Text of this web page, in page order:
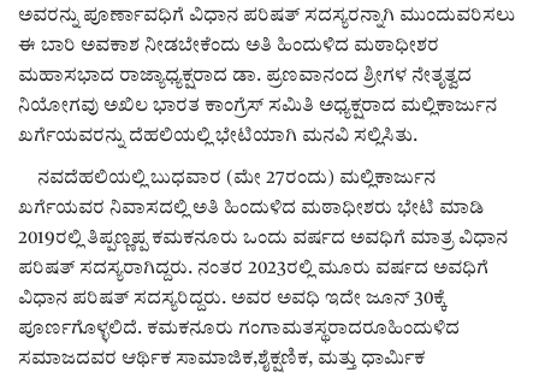
ಸಂಪಾದಕೀಯ
ಕವನ
Digital Subscription
ಅವರನ್ನು ಪೂರ್ಣಾವಧಿಗೆ ವಿಧಾನ ಪರಿಷತ್ ಸದಸ್ಯರನ್ನಾಗಿ ಮುಂದುವರಿಸಲು
ಈ ಬಾರಿ ಅವಕಾಶ ನೀಡಬೇಕೆಂದು ಅತಿ ಹಿಂದುಳಿದ ಮಠಾಧೀಶರ
ಮಹಾಸಭಾದ ರಾಜ್ಯಾಧ್ಯಕ್ಷರಾದ ಡಾ. ಪ್ರಣವಾನಂದ ಶ್ರೀಗಳ ನೇತೃತ್ವದ
ನಿಯೋಗವು ಅಖಿಲ ಭಾರತ ಕಾಂಗ್ರೆಸ್ ಸಮಿತಿ ಅಧ್ಯಕ್ಷರಾದ ಮಲ್ಲಿಕಾರ್ಜುನ
ಖರ್ಗೆಯವರನ್ನು ದೆಹಲಿಯಲ್ಲಿ ಭೇಟಿಯಾಗಿ ಮನವಿ ಸಲ್ಲಿಸಿತು.
ನವದೆಹಲಿಯಲ್ಲಿ ಬುಧವಾರ (ಮೇ 27ರಂದು) ಮಲ್ಲಿಕಾರ್ಜುನ
ಖರ್ಗೆಯವರ ನಿವಾಸದಲ್ಲಿ ಅತಿ ಹಿಂದುಳಿದ ಮಠಾಧೀಶರು ಭೇಟಿ ಮಾಡಿ
2019ರಲ್ಲಿ ತಿಪ್ಪಣ್ಣಪ್ಪ ಕಮಕನೂರು ಒಂದು ವರ್ಷದ ಅವಧಿಗೆ ಮಾತ್ರ ವಿಧಾನ
ಪರಿಷತ್ ಸದಸ್ಯರಾಗಿದ್ದರು. ನಂತರ 2023ರಲ್ಲಿ ಮೂರು ವರ್ಷದ ಅವಧಿಗೆ
ವಿಧಾನ ಪರಿಷತ್ ಸದಸ್ಯರಿದ್ದರು. ಅವರ ಅವಧಿ ಇದೇ ಜೂನ್ 30ಕ್ಕೆ
ಪೂರ್ಣಗೊಳ್ಳಲಿದೆ. ಕಮಕನೂರು ಗಂಗಾಮತಸ್ಥರಾದರೂಹಿಂದುಳಿದ
ಸಮಾಜದವರ ಆರ್ಥಿಕ ಸಾಮಾಜಿಕ,ಶೈಕ್ಷಣಿಕ, ಮತ್ತು ಧಾರ್ಮಿಕ